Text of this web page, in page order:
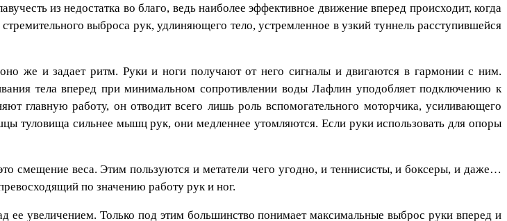
из недостатка во благо, ведь наиболее эффективное движение вперед происходит, когда
выброса рук, удлиняющего тело, устремленное в узкий туннель расступившейся
же и задает ритм. Руки и ноги получают от него сигналы и двигаются в гармонии с ним.
тела вперед при минимальном сопротивлении воды Лафлин уподобляет подключению к
главную работу, он отводит всего лишь роль вспомогательного моторчика, усиливающего
туловища сильнее мышц рук, они медленнее утомляются. Если руки использовать для опоры
веса. Этим пользуются и метатели чего угодно, и теннисисты, и боксеры, и даже…
по значению работу рук и ног.
ее увеличением. Только под этим большинство понимает максимальные выброс руки вперед и